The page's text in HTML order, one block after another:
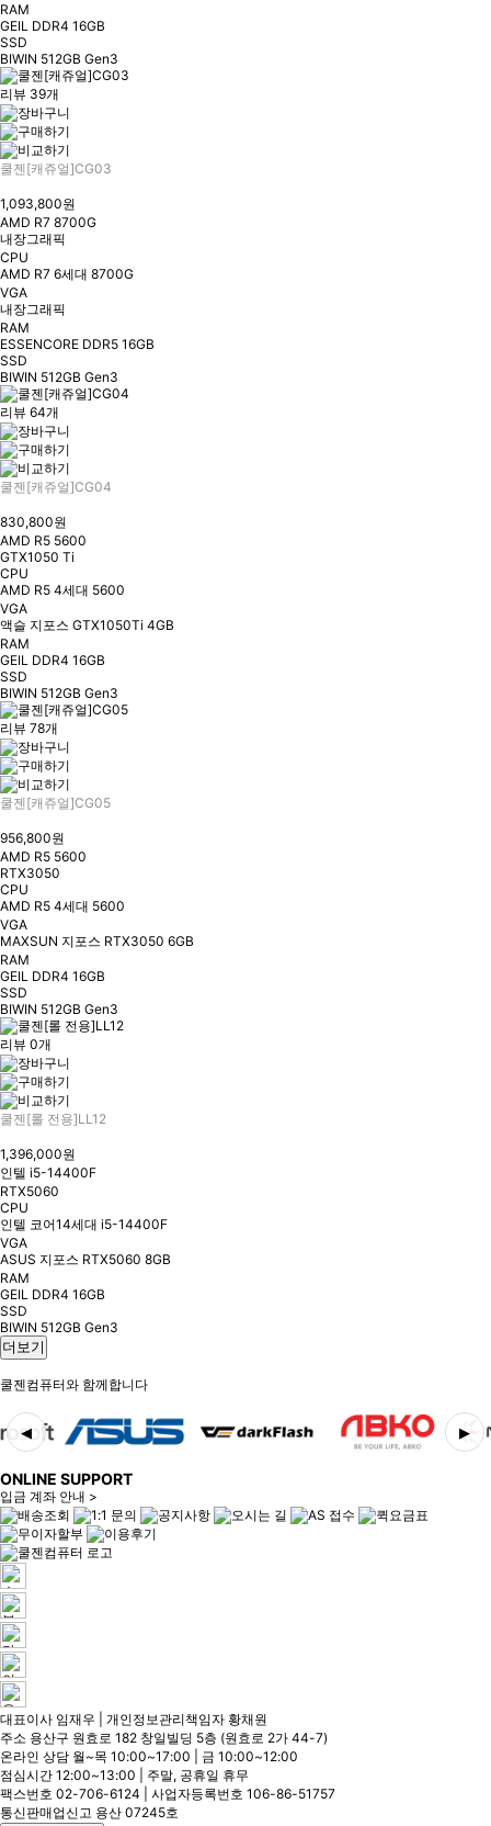
RAM
GEIL DDR4 16GB
SSD
BIWIN 512GB Gen3
리뷰 39개
쿨젠[캐쥬얼]CG03
1,093,800원
AMD R7 8700G
내장그래픽
CPU
AMD R7 6세대 8700G
VGA
내장그래픽
RAM
ESSENCORE DDR5 16GB
SSD
BIWIN 512GB Gen3
리뷰 64개
쿨젠[캐쥬얼]CG04
830,800원
AMD R5 5600
GTX1050 Ti
CPU
AMD R5 4세대 5600
VGA
액슬 지포스 GTX1050Ti 4GB
RAM
GEIL DDR4 16GB
SSD
BIWIN 512GB Gen3
리뷰 78개
쿨젠[캐쥬얼]CG05
956,800원
AMD R5 5600
RTX3050
CPU
AMD R5 4세대 5600
VGA
MAXSUN 지포스 RTX3050 6GB
RAM
GEIL DDR4 16GB
SSD
BIWIN 512GB Gen3
리뷰 0개
쿨젠[롤 전용]LL12
1,396,000원
인텔 i5-14400F
RTX5060
CPU
인텔 코어14세대 i5-14400F
VGA
ASUS 지포스 RTX5060 8GB
RAM
GEIL DDR4 16GB
SSD
BIWIN 512GB Gen3
더보기
쿨젠컴퓨터와 함께합니다
◀ ▶
ONLINE SUPPORT
입금 계좌 안내 >
대표이사 임재우 | 개인정보관리책임자 황채원
주소 용산구 원효로 182 창일빌딩 5층 (원효로 2가 44-7)
온라인 상담 월~목 10:00~17:00 | 금 10:00~12:00
점심시간 12:00~13:00 | 주말, 공휴일 휴무
팩스번호 02-706-6124 | 사업자등록번호 106-86-51757
통신판매업신고 용산 07245호